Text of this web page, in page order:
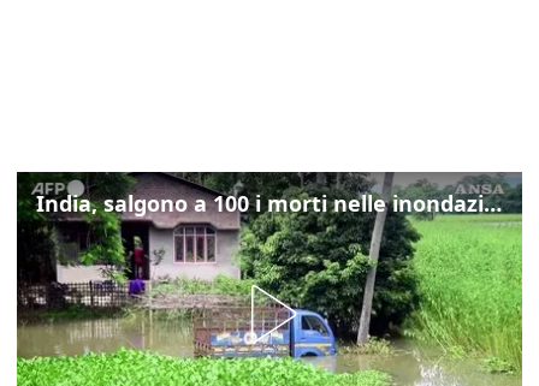
India, salgono a 100 i morti nelle inondazioni nel nord-est del Paese